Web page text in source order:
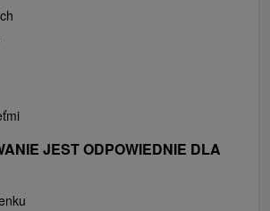
JEST ODPOWIEDNIE DLA